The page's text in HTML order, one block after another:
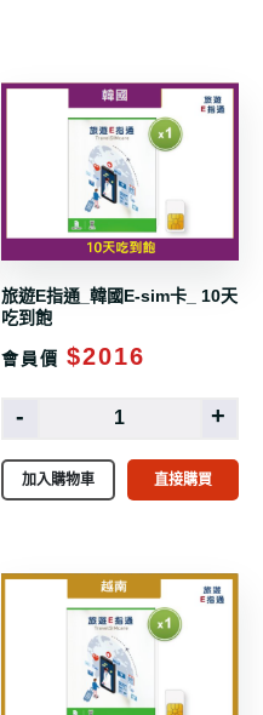
旅遊E指通_韓國E-sim卡_ 10天
吃到飽
會員價 $2016
- +
加入購物車 直接購買